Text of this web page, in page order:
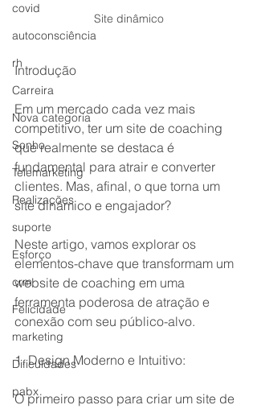
covid
autoconsciência
rh
Carreira
Nova categoria
Sonho
Telemarketing
Realizações
suporte
Esforço
crm
Felicidade
marketing
Dificuldades
pabx
Site dinâmico
Introdução
Em um mercado cada vez mais
competitivo, ter um site de coaching
que realmente se destaca é
fundamental para atrair e converter
clientes. Mas, afinal, o que torna um
site dinâmico e engajador?
Neste artigo, vamos explorar os
elementos-chave que transformam um
website de coaching em uma
ferramenta poderosa de atração e
conexão com seu público-alvo.
1. Design Moderno e Intuitivo:
O primeiro passo para criar um site de